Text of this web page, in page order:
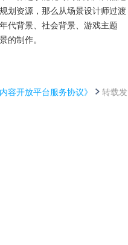
划资源，那么从场景设计师过渡
代背景、社会背景、游戏主题
制作。
容开放平台服务协议》
转载发